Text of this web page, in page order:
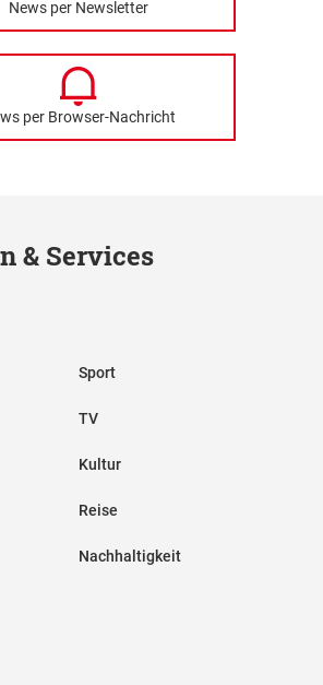
News per Newsletter
per Browser-Nachricht
& Services
Sport
TV
Kultur
Reise
Nachhaltigkeit